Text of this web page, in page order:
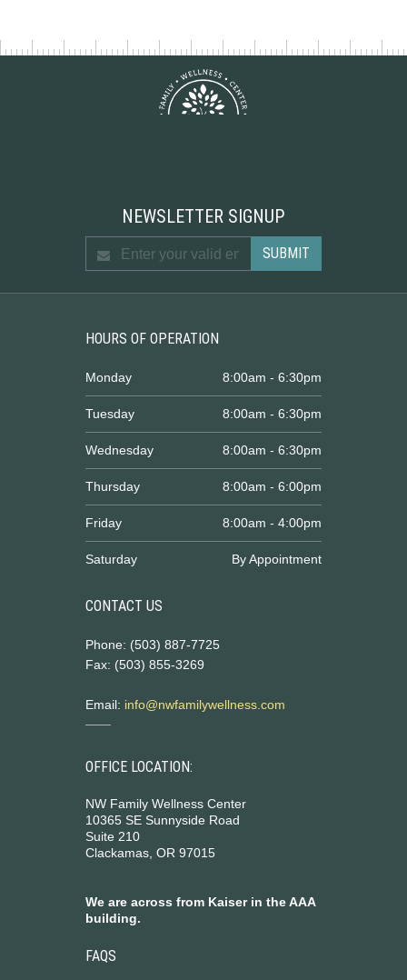
NEWSLETTER SIGNUP
HOURS OF OPERATION
Monday 8:00am - 6:30pm
Tuesday 8:00am - 6:30pm
Wednesday 8:00am - 6:30pm
Thursday 8:00am - 6:00pm
Friday 8:00am - 4:00pm
Saturday By Appointment
CONTACT US
Phone: (503) 887-7725
Fax: (503) 855-3269
Email: info@nwfamilywellness.com
OFFICE LOCATION:
NW Family Wellness Center
10365 SE Sunnyside Road
Suite 210
Clackamas, OR 97015
We are across from Kaiser in the AAA
building.
FAQS